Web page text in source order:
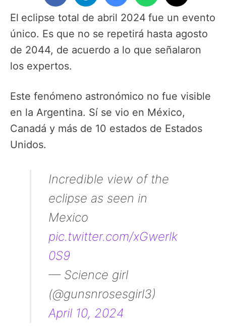
El eclipse total de abril 2024 fue un evento
único. Es que no se repetirá hasta agosto
de 2044, de acuerdo a lo que señalaron
los expertos.
Este fenómeno astronómico no fue visible
en la Argentina. Sí se vio en México,
Canadá y más de 10 estados de Estados
Unidos.
Incredible view of the
eclipse as seen in
Mexico
pic.twitter.com/xGwerlk
0S9
— Science girl
(@gunsnrosesgirl3)
April 10, 2024